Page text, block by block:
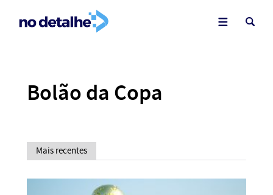
Bolão da Copa
Mais recentes